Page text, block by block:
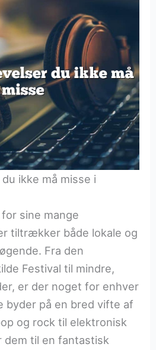
ikke må misse i
sine mange
tiltrækker både lokale og
Fra den
Festival til mindre,
er der noget for enhver
byder på en bred vifte af
og rock til elektronisk
dem til en fantastisk